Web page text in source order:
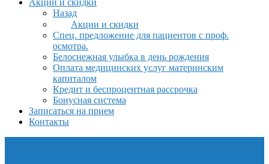
Акции и скидки
Назад
Акции и скидки
Спец. предложение для пациентов с проф.
осмотра.
Белоснежная улыбка в день рождения
Оплата медицинских услуг материнским
капиталом
Кредит и беспроцентная рассрочка
Бонусная система
Записаться на прием
Контакты